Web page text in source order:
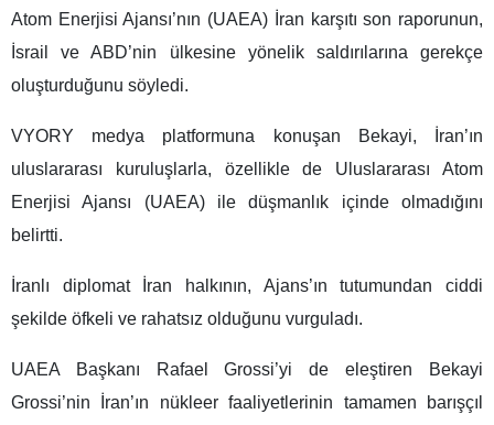
Atom Enerjisi Ajansı’nın (UAEA) İran karşıtı son raporunun,
İsrail ve ABD’nin ülkesine yönelik saldırılarına gerekçe
oluşturduğunu söyledi.
VYORY medya platformuna konuşan Bekayi, İran’ın
uluslararası kuruluşlarla, özellikle de Uluslararası Atom
Enerjisi Ajansı (UAEA) ile düşmanlık içinde olmadığını
belirtti.
İranlı diplomat İran halkının, Ajans’ın tutumundan ciddi
şekilde öfkeli ve rahatsız olduğunu vurguladı.
UAEA Başkanı Rafael Grossi’yi de eleştiren Bekayi
Grossi’nin İran’ın nükleer faaliyetlerinin tamamen barışçıl